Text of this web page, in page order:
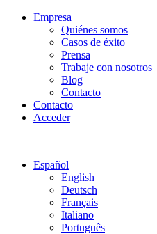
Empresa
Quiénes somos
Casos de éxito
Prensa
Trabaje con nosotros
Blog
Contacto
Contacto
Acceder
Español
English
Deutsch
Français
Italiano
Português